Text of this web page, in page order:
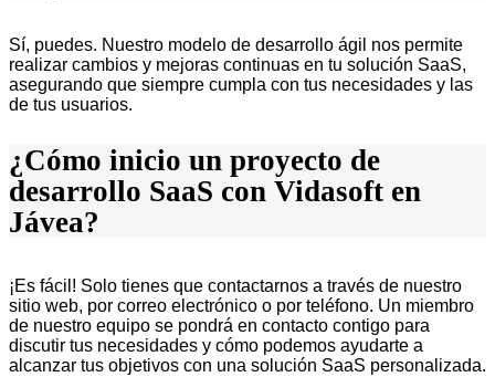
Sí, puedes. Nuestro modelo de desarrollo ágil nos permite
realizar cambios y mejoras continuas en tu solución SaaS,
asegurando que siempre cumpla con tus necesidades y las
de tus usuarios.
¿Cómo inicio un proyecto de
desarrollo SaaS con Vidasoft en
Jávea?
¡Es fácil! Solo tienes que contactarnos a través de nuestro
sitio web, por correo electrónico o por teléfono. Un miembro
de nuestro equipo se pondrá en contacto contigo para
discutir tus necesidades y cómo podemos ayudarte a
alcanzar tus objetivos con una solución SaaS personalizada.